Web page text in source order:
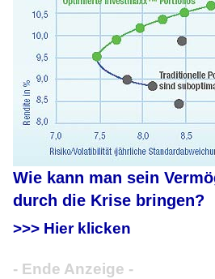
Wie kann man sein
durch die Krise bringen?
>>> Hier klicken
- Ende Anzeige -